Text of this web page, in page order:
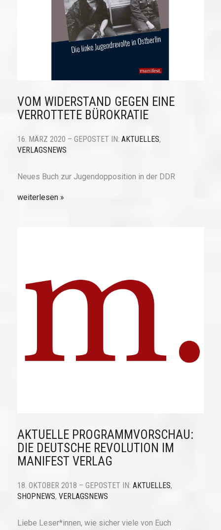
VOM WIDERSTAND GEGEN EINE
VERROTTETE BÜROKRATIE
16. MÄRZ 2020 – GEPOSTET IN: AKTUELLES,
VERLAGSNEWS
Neues Buch zur Jugendopposition in der DDR
weiterlesen
AKTUELLE PROGRAMMVORSCHAU:
DIE DEUTSCHE REVOLUTION IM
MANIFEST VERLAG
18. OKTOBER 2018 – GEPOSTET IN: AKTUELLES,
SHOPNEWS, VERLAGSNEWS
Liebe Leser*innen, wie sicher viele von Euch